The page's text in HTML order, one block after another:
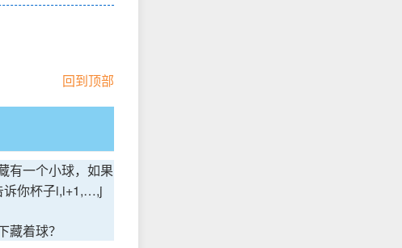
回到顶部
有一个小球，如果
诉你杯子i,i+1,…,j
着球？